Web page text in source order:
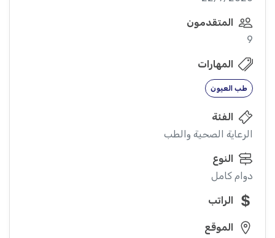
المتقدمون
9
المهارات
طب العيون
الفئة
الرعاية الصحية والطب
النوع
دوام كامل
الراتب
الموقع